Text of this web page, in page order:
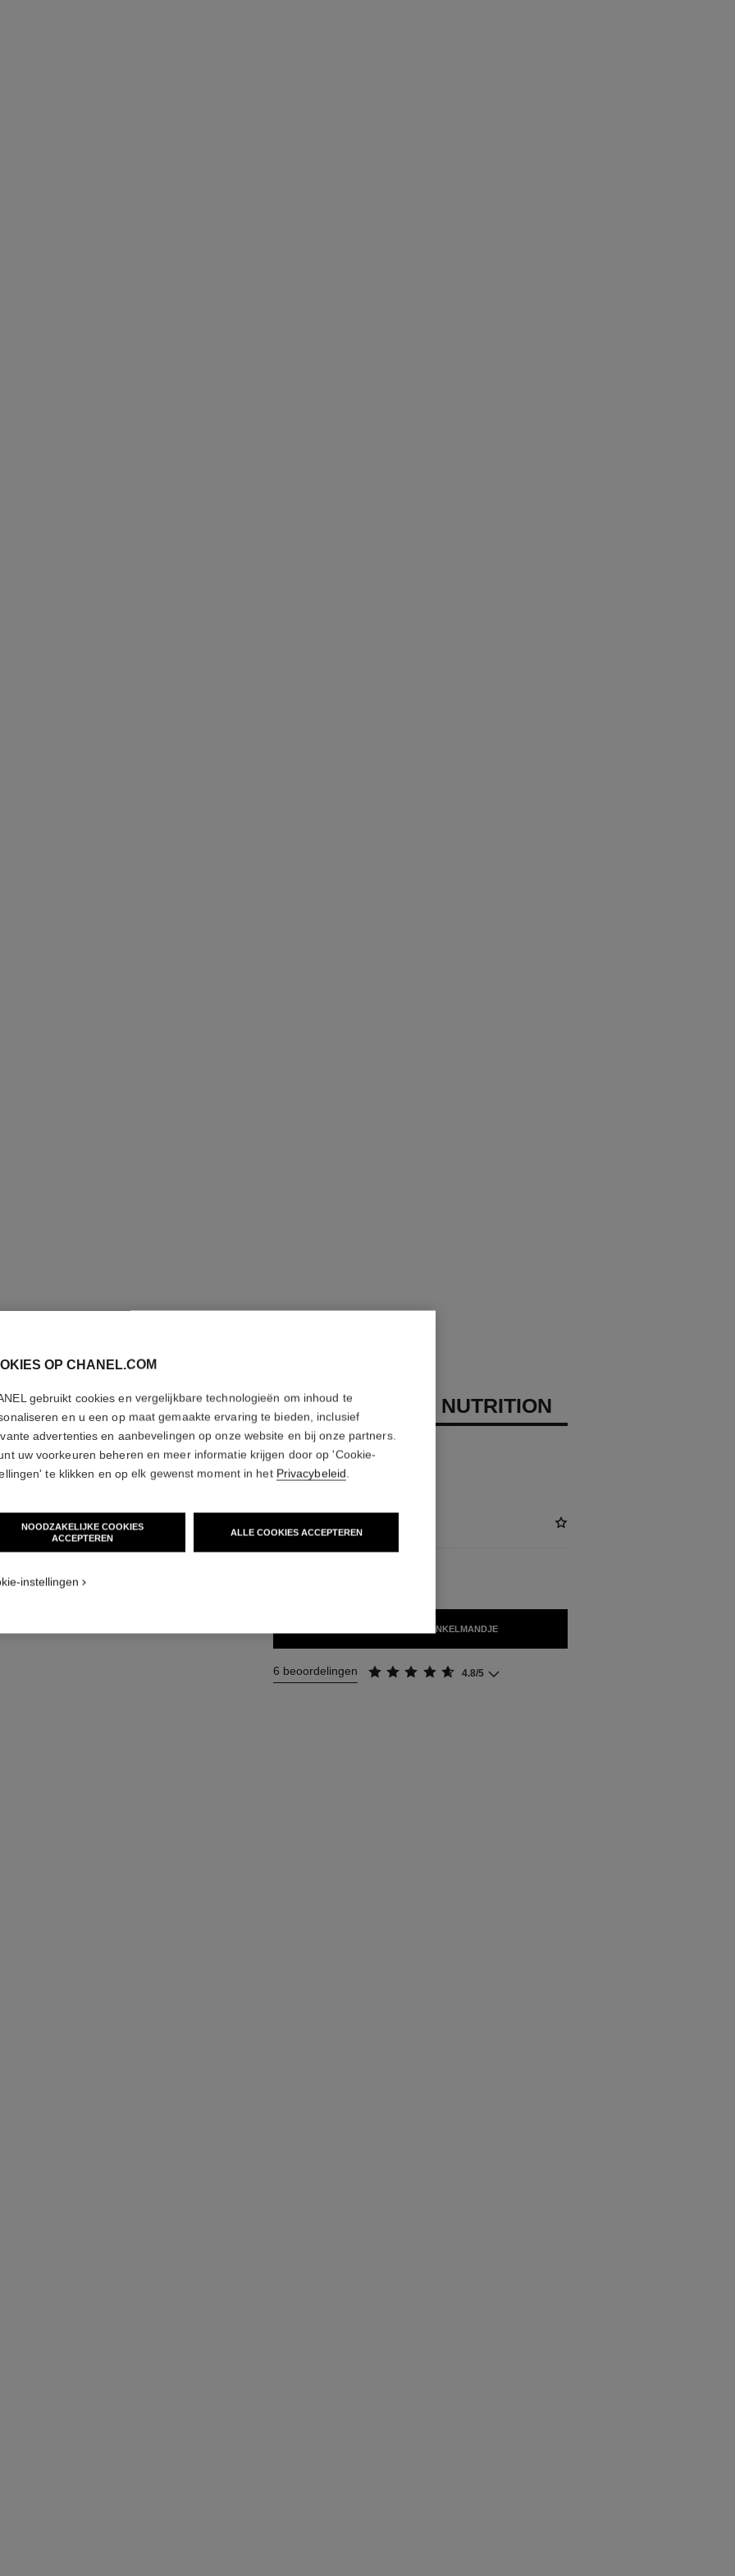
HYDRA BEAUTY NUTRITION
Voedende Lippenbalsem
Meer details
TOEVOEGEN AAN WINKELMANDJE
6 beoordelingen 4.8/5
OP CHANEL.COM
gebruikt cookies en vergelijkbare technologieën om inhoud te
en u een op maat gemaakte ervaring te bieden, inclusief
advertenties en aanbevelingen op onze website en bij onze partners.
uw voorkeuren beheren en meer informatie krijgen door op 'Cookie-
te klikken en op elk gewenst moment in het Privacybeleid.
NOODZAKELIJKE COOKIES
ACCEPTEREN
ALLE COOKIES ACCEPTEREN
instellingen